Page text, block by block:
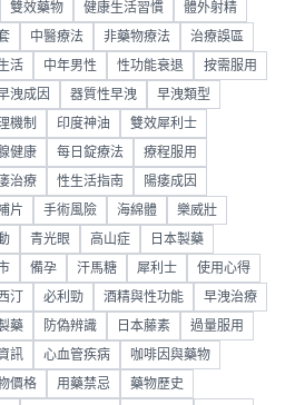
雙效藥物 健康生活習慣 體外射精
中醫療法 非藥物療法 治療誤區
活 中年男性 性功能衰退 按需服用
洩成因 器質性早洩 早洩類型
機制 印度神油 雙效犀利士
健康 每日錠療法 療程服用
治療 性生活指南 陽痿成因
片 手術風險 海綿體 樂威壯
青光眼 高山症 日本製藥
備孕 汗馬糖 犀利士 使用心得
汀 必利勁 酒精與性功能 早洩治療
藥 防偽辨識 日本藤素 過量服用
訊 心血管疾病 咖啡因與藥物
價格 用藥禁忌 藥物歷史